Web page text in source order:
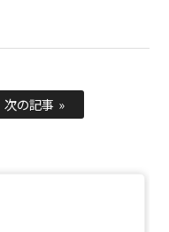
次の記事 »